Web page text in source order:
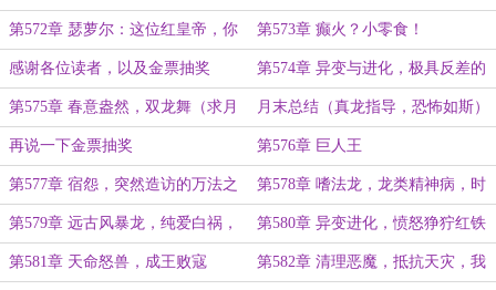
第572章 瑟萝尔：这位红皇帝，你
也不想自己的子嗣出事吧？
第573章 癫火？小零食！
感谢各位读者，以及金票抽奖 第574章 异变与进化，极具反差的
女王（求月票）
第575章 春意盎然，双龙舞（求月
票）
月末总结（真龙指导，恐怖如斯）
再说一下金票抽奖 第576章 巨人王
第577章 宿怨，突然造访的万法之
龙
第578章 嗜法龙，龙类精神病，时
间权能
第579章 远古风暴龙，纯爱白祸，
真正的危险
第580章 异变进化，愤怒狰狞红铁
龙
第581章 天命怒兽，成王败寇 第582章 清理恶魔，抵抗天灾，我